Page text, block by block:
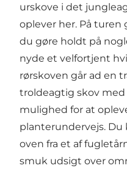
urskove i det
oplever her. På turen
du gøre holdt på
nyde et velfortjent
rørskoven går ad en
troldeagtig skov
mulighed for at
planterundervejs. Du
oven fra et af
smuk udsigt over